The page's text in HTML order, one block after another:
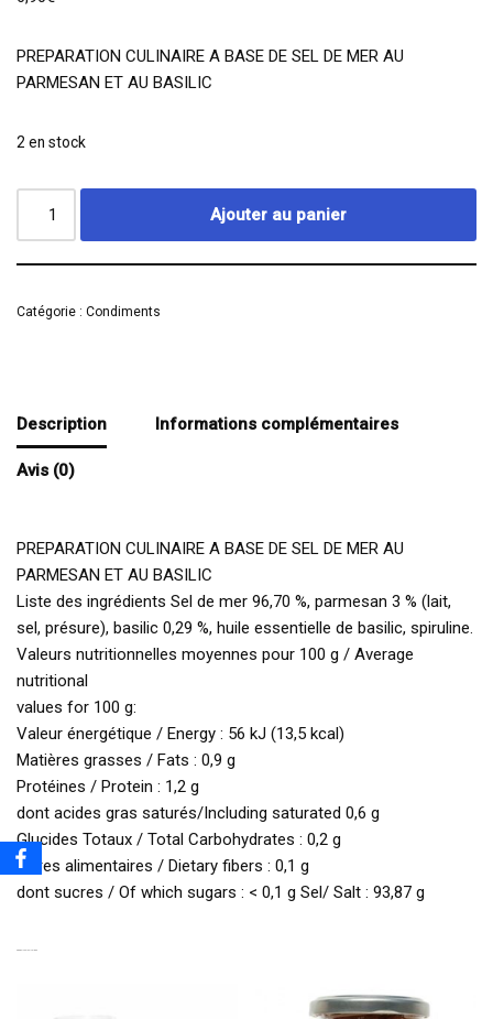
PREPARATION CULINAIRE A BASE DE SEL DE MER AU
PARMESAN ET AU BASILIC
2 en stock
Ajouter au panier
Catégorie : Condiments
Description Informations complémentaires
Avis (0)
PREPARATION CULINAIRE A BASE DE SEL DE MER AU
PARMESAN ET AU BASILIC
Liste des ingrédients Sel de mer 96,70 %, parmesan 3 % (lait,
sel, présure), basilic 0,29 %, huile essentielle de basilic, spiruline.
Valeurs nutritionnelles moyennes pour 100 g / Average
nutritional
values for 100 g:
Valeur énergétique / Energy : 56 kJ (13,5 kcal)
Matières grasses / Fats : 0,9 g
Protéines / Protein : 1,2 g
dont acides gras saturés/Including saturated 0,6 g
Glucides Totaux / Total Carbohydrates : 0,2 g
Fibres alimentaires / Dietary fibers : 0,1 g
dont sucres / Of which sugars : < 0,1 g Sel/ Salt : 93,87 g